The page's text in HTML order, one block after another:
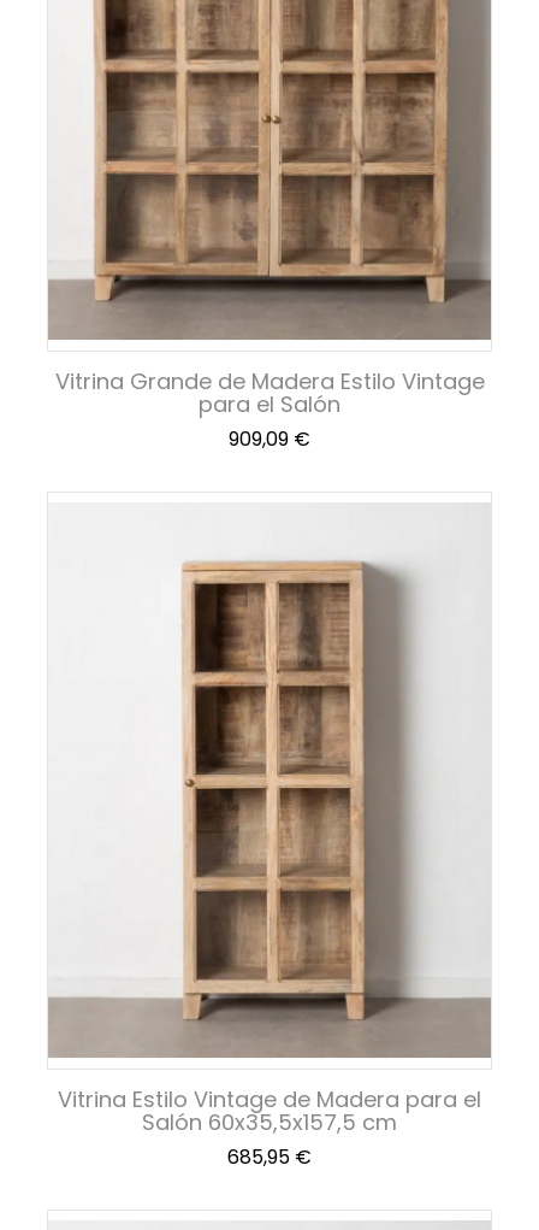
Vitrina Grande de Madera Estilo Vintage
para el Salón
Precio
909,09 €
Vitrina Estilo Vintage de Madera para el
Salón 60x35,5x157,5 cm
Precio
685,95 €